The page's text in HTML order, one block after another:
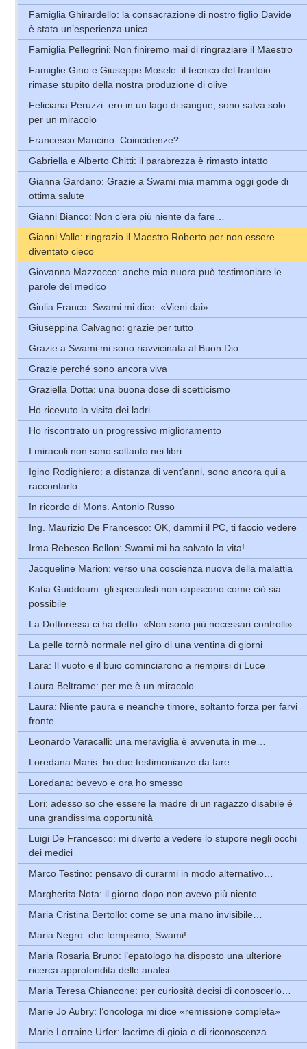
Famiglia Ghirardello: la consacrazione di nostro figlio Davide
è stata un’esperienza unica
Famiglia Pellegrini: Non finiremo mai di ringraziare il Maestro
Famiglie Gino e Giuseppe Mosele: il tecnico del frantoio
rimase stupito della nostra produzione di olive
Feliciana Peruzzi: ero in un lago di sangue, sono salva solo
per un miracolo
Francesco Mancino: Coincidenze?
Gabriella e Alberto Chitti: il parabrezza è rimasto intatto
Gianna Gardano: Grazie a Swami mia mamma oggi gode di
ottima salute
Gianni Bianco: Non c’era più niente da fare…
Gianni Valle: ringrazio il Maestro Roberto per non essere
diventato cieco
Giovanna Mazzocco: anche mia nuora può testimoniare le
parole del medico
Giulia Franco: Swami mi dice: «Vieni dai»
Giuseppina Calvagno: grazie per tutto
Grazie a Swami mi sono riavvicinata al Buon Dio
Grazie perché sono ancora viva
Graziella Dotta: una buona dose di scetticismo
Ho ricevuto la visita dei ladri
Ho riscontrato un progressivo miglioramento
I miracoli non sono soltanto nei libri
Igino Rodighiero: a distanza di vent’anni, sono ancora qui a
raccontarlo
In ricordo di Mons. Antonio Russo
Ing. Maurizio De Francesco: OK, dammi il PC, ti faccio vedere
Irma Rebesco Bellon: Swami mi ha salvato la vita!
Jacqueline Marion: verso una coscienza nuova della malattia
Katia Guiddoum: gli specialisti non capiscono come ciò sia
possibile
La Dottoressa ci ha detto: «Non sono più necessari controlli»
La pelle tornò normale nel giro di una ventina di giorni
Lara: Il vuoto e il buio cominciarono a riempirsi di Luce
Laura Beltrame: per me è un miracolo
Laura: Niente paura e neanche timore, soltanto forza per farvi
fronte
Leonardo Varacalli: una meraviglia è avvenuta in me…
Loredana Maris: ho due testimonianze da fare
Loredana: bevevo e ora ho smesso
Lori: adesso so che essere la madre di un ragazzo disabile è
una grandissima opportunità
Luigi De Francesco: mi diverto a vedere lo stupore negli occhi
dei medici
Marco Testino: pensavo di curarmi in modo alternativo…
Margherita Nota: il giorno dopo non avevo più niente
Maria Cristina Bertollo: come se una mano invisibile…
Maria Negro: che tempismo, Swami!
Maria Rosaria Bruno: l’epatologo ha disposto una ulteriore
ricerca approfondita delle analisi
Maria Teresa Chiancone: per curiosità decisi di conoscerlo…
Marie Jo Aubry: l’oncologa mi dice «remissione completa»
Marie Lorraine Urfer: lacrime di gioia e di riconoscenza